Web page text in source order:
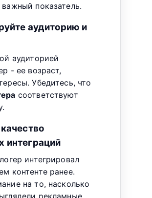
показатель.
аудиторию и
аудиторией
- ее возраст,
Убедитесь, что
соответствуют
интегрировал
контенте ранее.
на то, насколько
рекламные